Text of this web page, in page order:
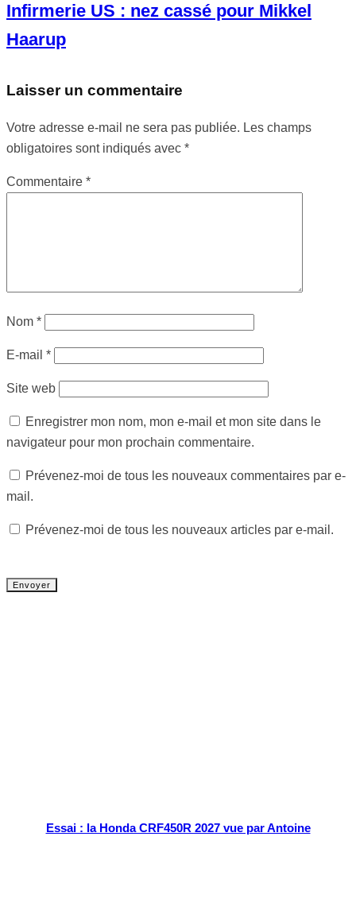
Infirmerie US : nez cassé pour Mikkel
Haarup
Laisser un commentaire
Votre adresse e-mail ne sera pas publiée. Les champs
obligatoires sont indiqués avec *
Commentaire *
Nom *
E-mail *
Site web
Enregistrer mon nom, mon e-mail et mon site dans le
navigateur pour mon prochain commentaire.
Prévenez-moi de tous les nouveaux commentaires par e-
mail.
Prévenez-moi de tous les nouveaux articles par e-mail.
Essai : la Honda CRF450R 2027 vue par Antoine